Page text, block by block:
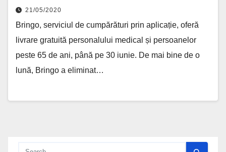
21/05/2020
Bringo, serviciul de cumpărături prin aplicație, oferă
livrare gratuită personalului medical și persoanelor
peste 65 de ani, până pe 30 iunie. De mai bine de o
lună, Bringo a eliminat…